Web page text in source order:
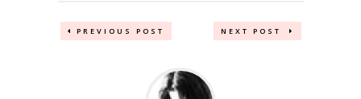
PREVIOUS POST NEXT POST